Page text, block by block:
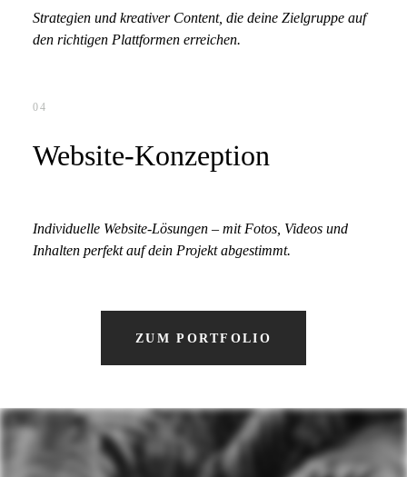
ZUM PORTFOLIO
04
Website-Konzeption
Strategien und kreativer Content, die deine Zielgruppe auf
den richtigen Plattformen erreichen.
Individuelle Website-Lösungen – mit Fotos, Videos und
Inhalten perfekt auf dein Projekt abgestimmt.